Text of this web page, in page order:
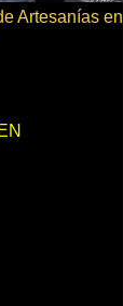
Artesanías en